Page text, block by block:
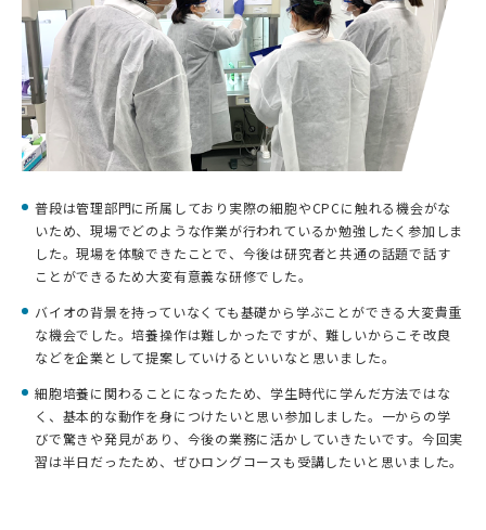
普段は管理部門に所属しており実際の細胞やCPCに触れる機会がな
いため、現場でどのような作業が行われているか勉強したく参加しま
した。現場を体験できたことで、今後は研究者と共通の話題で話す
ことができるため大変有意義な研修でした。
バイオの背景を持っていなくても基礎から学ぶことができる大変貴重
な機会でした。培養操作は難しかったですが、難しいからこそ改良
などを企業として提案していけるといいなと思いました。
細胞培養に関わることになったため、学生時代に学んだ方法ではな
く、基本的な動作を身につけたいと思い参加しました。一からの学
びで驚きや発見があり、今後の業務に活かしていきたいです。今回実
習は半日だったため、ぜひロングコースも受講したいと思いました。